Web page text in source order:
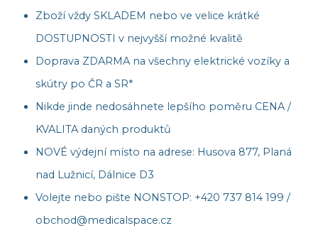
Zboží vždy SKLADEM nebo ve velice krátké
DOSTUPNOSTI v nejvyšší možné kvalitě
Doprava ZDARMA na všechny elektrické vozíky a
skútry po ČR a SR*
Nikde jinde nedosáhnete lepšího poměru CENA /
KVALITA daných produktů
NOVÉ výdejní místo na adrese: Husova 877, Planá
nad Lužnicí, Dálnice D3
Volejte nebo pište NONSTOP: +420 737 814 199 /
obchod@medicalspace.cz